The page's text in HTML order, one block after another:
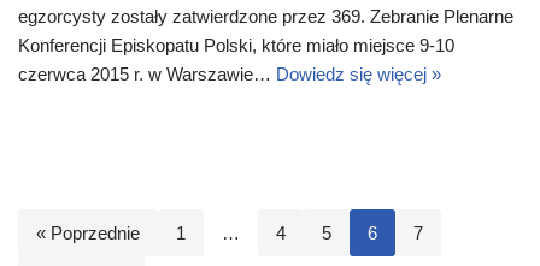
egzorcysty zostały zatwierdzone przez 369. Zebranie Plenarne
Konferencji Episkopatu Polski, które miało miejsce 9-10
czerwca 2015 r. w Warszawie… Dowiedz się więcej »
« Poprzednie 1 … 4 5 6 7